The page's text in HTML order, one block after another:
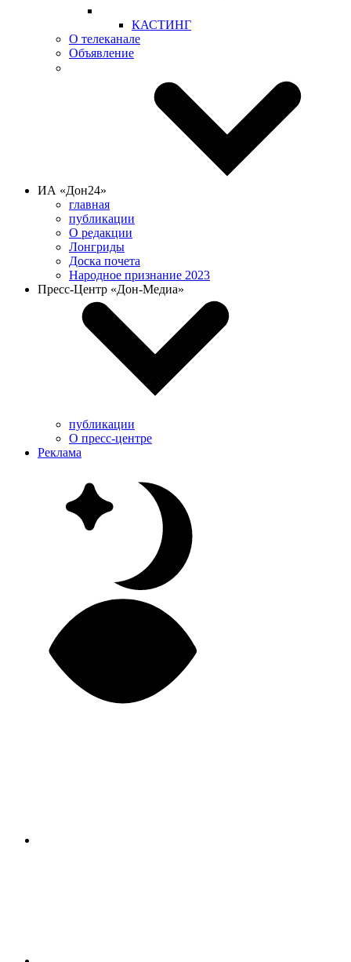
КАСТИНГ
О телеканале
Объявление
ИА «Дон24»
главная
публикации
О редакции
Лонгриды
Доска почета
Народное признание 2023
Пресс-Центр «Дон-Медиа»
публикации
О пресс-центре
Реклама